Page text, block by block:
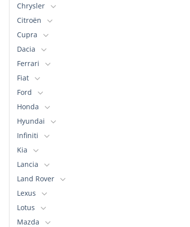
Chrysler
Citroën
Cupra
Dacia
Ferrari
Fiat
Ford
Honda
Hyundai
Infiniti
Kia
Lancia
Land Rover
Lexus
Lotus
Mazda